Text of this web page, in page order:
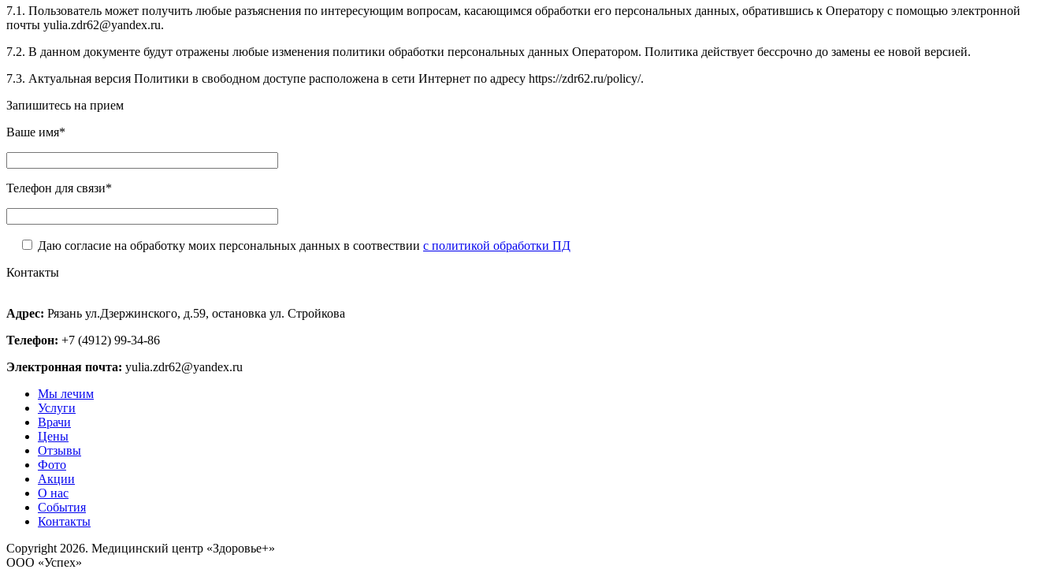
7.1. Пользователь может получить любые разъяснения по интересующим вопросам, касающимся обработки его персональных данных, обратившись к Оператору с помощью электронной
почты yulia.zdr62@yandex.ru.
7.2. В данном документе будут отражены любые изменения политики обработки персональных данных Оператором. Политика действует бессрочно до замены ее новой версией.
7.3. Актуальная версия Политики в свободном доступе расположена в сети Интернет по адресу https://zdr62.ru/policy/.
Запишитесь на прием
Ваше имя*
Телефон для связи*
Даю согласие на обработку моих персональных данных в соотвествии с политикой обработки ПД
Контакты
Адрес: Рязань ул.Дзержинского, д.59, остановка ул. Стройкова
Телефон: +7 (4912) 99-34-86
Электронная почта: yulia.zdr62@yandex.ru
Мы лечим
Услуги
Врачи
Цены
Отзывы
Фото
Акции
О нас
События
Контакты
Copyright 2026. Медицинский центр «Здоровье+»
ООО «Успех»